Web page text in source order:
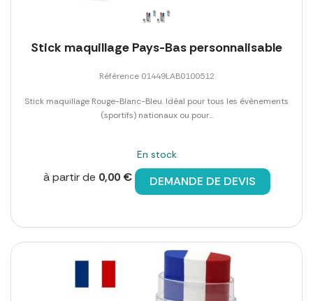
Stick maquillage Pays-Bas personnalisable
Référence 01449LAB0100512
Stick maquillage Rouge-Blanc-Bleu. Idéal pour tous les évènements
(sportifs) nationaux ou pour...
En stock
à partir de 0,00 € DEMANDE DE DEVIS